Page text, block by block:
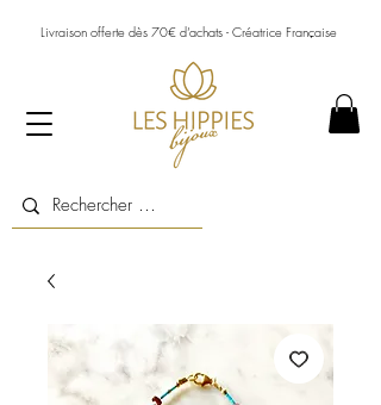
Livraison offerte dès 70€ d’achats - Créatrice Française